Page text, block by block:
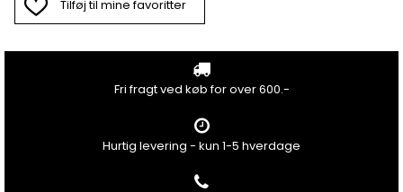
Tilføj til mine favoritter
Fri fragt ved køb for over 600.-
Hurtig levering - kun 1-5 hverdage